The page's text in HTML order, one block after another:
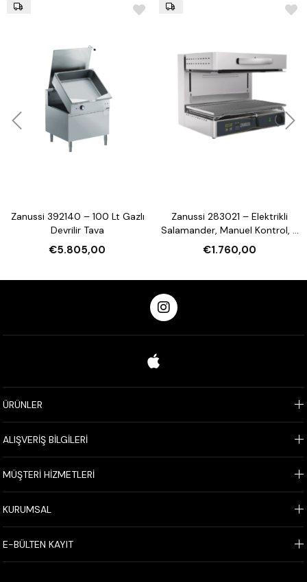
Zanussi 392140 – 100 Lt Gazlı
Devrilir Tava
€5.805,00
Zanussi 283021 – Elektrikli
Salamander, Manuel Kontrol, 3
Tarafı Açık, 600 mm
€1.760,00
ÜRÜNLER
ALIŞVERİŞ BİLGİLERİ
MÜŞTERİ HİZMETLERİ
KURUMSAL
E-BÜLTEN KAYIT